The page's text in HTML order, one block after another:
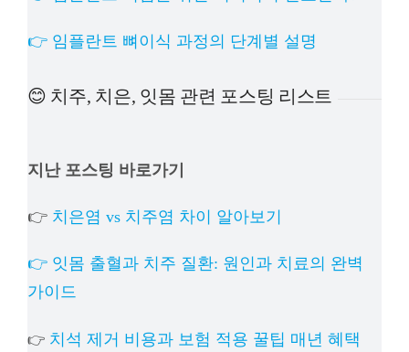
👉 임플란트 뼈이식 과정의 단계별 설명
😊 치주, 치은, 잇몸 관련 포스팅 리스트
지난 포스팅 바로가기
👉 치은염 vs 치주염 차이 알아보기
👉 잇몸 출혈과 치주 질환: 원인과 치료의 완벽
가이드
👉 치석 제거 비용과 보험 적용 꿀팁 매년 혜택